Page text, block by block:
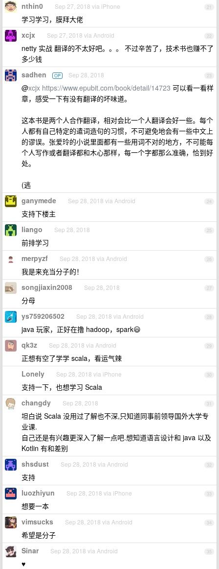
21
nthin0 Sep 27, 2018 via iPhone
学习学习，膜拜大佬
22
xcjx Sep 27, 2018 via Android
netty 实战 翻译的不太好吧。。。 不过辛苦了，技术书也赚不了
多少钱
23
sadhen OP Sep 28, 2018
@xcjx https://www.epubit.com/book/detail/14723 可以看一看样
章，感受一下有没有翻译的坏味道。
这本书是两个人合作翻译，相对会比一个人翻译会好一些。每个
人都有自己特定的遣词造句的习惯，不可避免地会有一些中文上
的谬误。张爱玲的小说里面都有一些用词不对的地方，不可能每
个人写作或者翻译都和木心那样，每一个字都那么准确，恰到好
处。
(逃
24
ganymede Sep 28, 2018 via Android
支持下楼主
25
liango Sep 28, 2018
前排学习
26
merpyzf Sep 28, 2018 via Android
我是来充当分子的！
27
songjiaxin2008 Sep 28, 2018
分母
28
ys759206502 Sep 28, 2018 via Android
java 玩家，正好在撸 hadoop，spark😃
29
qk3z Sep 28, 2018 via Android
正想有空了学学 scala，看运气辣
30
Lonely Sep 28, 2018 via iPhone
支持一下，也想学习 Scala
31
changdy Sep 28, 2018
坦白说 Scala 没用过了解也不深,只知道同事前领导国外大学专
业课.
自己还是有兴趣更深入了解一点吧.想知道语言设计和 java 以及
Kotlin 有和差别
32
shsdust Sep 28, 2018 via Android
支持
33
luozhiyun Sep 28, 2018 via iPhone
想要一本
34
vimsucks Sep 28, 2018 via Android
希望是分子
35
Sinar Sep 28, 2018 via Android
♥